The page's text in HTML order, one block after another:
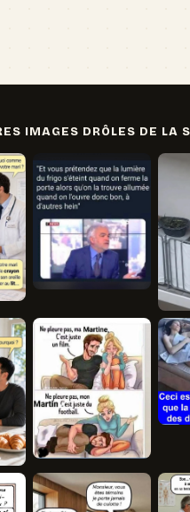
IMAGES DRÔLES DE LA